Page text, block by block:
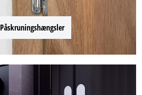
Påskruningshængsler